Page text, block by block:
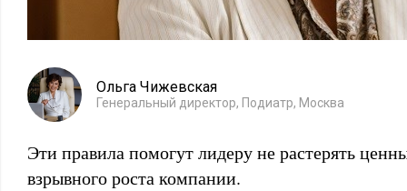
Ольга Чижевская
Генеральный директор, Подиатр, Москва
Эти правила помогут лидеру не растерять
взрывного роста компании.